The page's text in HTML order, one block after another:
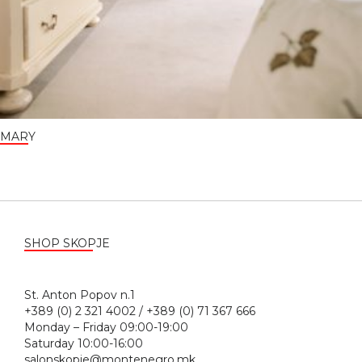
MARY
SHOP SKOPJE
St. Anton Popov n.1
+389 (0) 2 321 4002 / +389 (0) 71 367 666
Monday – Friday 09:00-19:00
Saturday 10:00-16:00